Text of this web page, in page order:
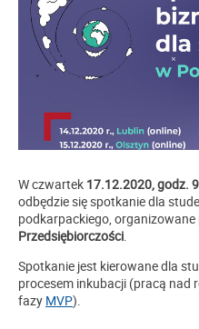
W czwartek 17.12.2020, godz.
odbędzie się spotkanie dla
podkarpackiego, organizowane
Przedsiębiorczości
Spotkanie jest kierowane dla
procesem inkubacji (pracą nad
fazy MVP).